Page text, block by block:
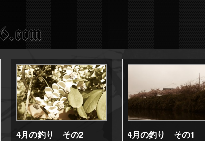
4月の釣り その2 4月の釣り その1